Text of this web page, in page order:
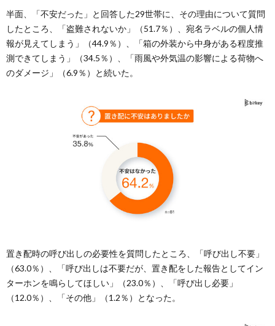
半面、「不安だった」と回答した29世帯に、その理由について質問
したところ、「盗難されないか」（51.7％）、宛名ラベルの個人情
報が見えてしまう」（44.9％）、「箱の外装から中身がある程度推
測できてしまう」（34.5％）、「雨風や外気温の影響による荷物へ
のダメージ」（6.9％）と続いた。
置き配時の呼び出しの必要性を質問したところ、「呼び出し不要」
（63.0％）、「呼び出しは不要だが、置き配をした報告としてイン
ターホンを鳴らしてほしい」（23.0％）、「呼び出し必要」
（12.0％）、「その他」（1.2％）となった。